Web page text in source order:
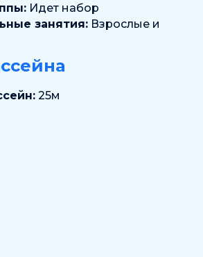
Идет набор
занятия: Взрослые и
25м